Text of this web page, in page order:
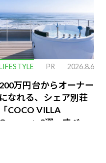
PR 2026.8.6
200万円台からオーナー
になれる、シェア別荘
「COCO VILLA
Owners」3選。すべて